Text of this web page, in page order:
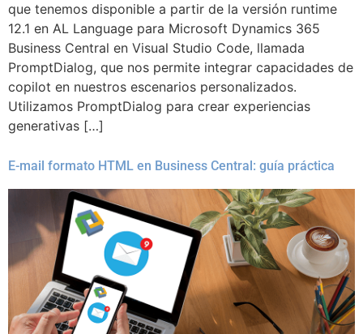
que tenemos disponible a partir de la versión runtime
12.1 en AL Language para Microsoft Dynamics 365
Business Central en Visual Studio Code, llamada
PromptDialog, que nos permite integrar capacidades de
copilot en nuestros escenarios personalizados.
Utilizamos PromptDialog para crear experiencias
generativas […]
E-mail formato HTML en Business Central: guía práctica